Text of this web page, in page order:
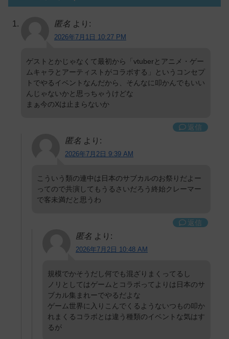
匿名 より:
2026年7月1日 10:27 PM
ゲストとかじゃなくて最初から「vtuberとアニメ・ゲー
ムキャラとアーティストがコラボする」というコンセプ
トでやるイベントなんだから、そんなに叩かんでもいい
んじゃないかと思っちゃうけどな
まぁ今のXは止まらないか
返信
匿名 より:
2026年7月2日 9:39 AM
こういう類の連中は日本のサブカルのお祭りだよー
ってので共演してもうるさいだろう終始クレーマー
で客未満だと思うわ
返信
匿名 より:
2026年7月2日 10:48 AM
規模でかそうだし何でも混ざりまくってるし
ノリとしてはゲームとコラボってよりは日本のサ
ブカル集まれーでやるだよな
ゲーム世界に入りこんでくるようないつもの叩か
れまくるコラボとは違う種類のイベントな気はす
るが